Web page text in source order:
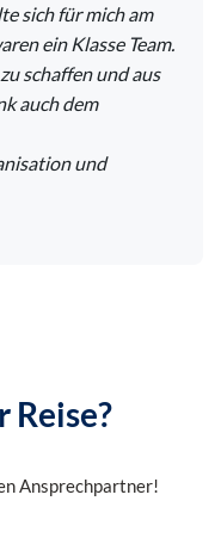
sich für mich am
ein Klasse Team.
schaffen und aus
auch dem
und
Reise?
Ansprechpartner!